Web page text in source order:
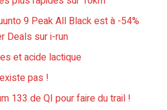
9 Peak All Black est à -54%
Deals sur i-run
et acide lactique
pas !
133 de QI pour faire du trail !